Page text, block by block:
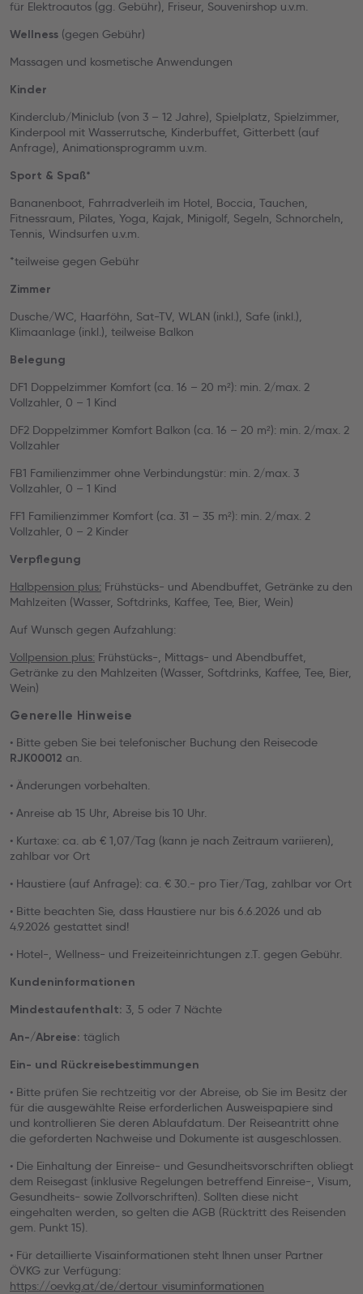
für Elektroautos (gg. Gebühr), Friseur, Souvenirshop u.v.m.
Wellness (gegen Gebühr)
Massagen und kosmetische Anwendungen
Kinder
Kinderclub/Miniclub (von 3 – 12 Jahre), Spielplatz, Spielzimmer,
Kinderpool mit Wasserrutsche, Kinderbuffet, Gitterbett (auf
Anfrage), Animationsprogramm u.v.m.
Sport & Spaß*
Bananenboot, Fahrradverleih im Hotel, Boccia, Tauchen,
Fitnessraum, Pilates, Yoga, Kajak, Minigolf, Segeln, Schnorcheln,
Tennis, Windsurfen u.v.m.
*teilweise gegen Gebühr
Zimmer
Dusche/WC, Haarföhn, Sat-TV, WLAN (inkl.), Safe (inkl.),
Klimaanlage (inkl.), teilweise Balkon
Belegung
DF1 Doppelzimmer Komfort (ca. 16 – 20 m²): min. 2/max. 2
Vollzahler, 0 – 1 Kind
DF2 Doppelzimmer Komfort Balkon (ca. 16 – 20 m²): min. 2/max. 2
Vollzahler
FB1 Familienzimmer ohne Verbindungstür: min. 2/max. 3
Vollzahler, 0 – 1 Kind
FF1 Familienzimmer Komfort (ca. 31 – 35 m²): min. 2/max. 2
Vollzahler, 0 – 2 Kinder
Verpflegung
Halbpension plus: Frühstücks- und Abendbuffet, Getränke zu den
Mahlzeiten (Wasser, Softdrinks, Kaffee, Tee, Bier, Wein)
Auf Wunsch gegen Aufzahlung:
Vollpension plus: Frühstücks-, Mittags- und Abendbuffet,
Getränke zu den Mahlzeiten (Wasser, Softdrinks, Kaffee, Tee, Bier,
Wein)
Generelle Hinweise
• Bitte geben Sie bei telefonischer Buchung den Reisecode
RJK00012 an.
• Änderungen vorbehalten.
• Anreise ab 15 Uhr, Abreise bis 10 Uhr.
• Kurtaxe: ca. ab € 1,07/Tag (kann je nach Zeitraum variieren),
zahlbar vor Ort
• Haustiere (auf Anfrage): ca. € 30.- pro Tier/Tag, zahlbar vor Ort
• Bitte beachten Sie, dass Haustiere nur bis 6.6.2026 und ab
4.9.2026 gestattet sind!
• Hotel-, Wellness- und Freizeiteinrichtungen z.T. gegen Gebühr.
Kundeninformationen
Mindestaufenthalt: 3, 5 oder 7 Nächte
An-/Abreise: täglich
Ein- und Rückreisebestimmungen
• Bitte prüfen Sie rechtzeitig vor der Abreise, ob Sie im Besitz der
für die ausgewählte Reise erforderlichen Ausweispapiere sind
und kontrollieren Sie deren Ablaufdatum. Der Reiseantritt ohne
die geforderten Nachweise und Dokumente ist ausgeschlossen.
• Die Einhaltung der Einreise- und Gesundheitsvorschriften obliegt
dem Reisegast (inklusive Regelungen betreffend Einreise-, Visum,
Gesundheits- sowie Zollvorschriften). Sollten diese nicht
eingehalten werden, so gelten die AGB (Rücktritt des Reisenden
gem. Punkt 15).
• Für detaillierte Visainformationen steht Ihnen unser Partner
ÖVKG zur Verfügung:
https://oevkg.at/de/dertour_visuminformationen